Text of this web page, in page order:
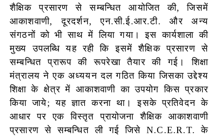
शैक्षिक प्रसारण से सम्बन्धित आयोजित की, जिसमें
आकाशवाणी, दूरदर्शन, एन.सी.ई.आर.टी. और अन्य
संगठनों को भी साथ में लिया गया। इस कार्यशाला की
मुख्य उपलब्धि यह रही कि इसमें शैक्षिक प्रसारण से
सम्बन्धित प्रारूप की रूपरेखा तैयार की गई। शिक्षा
मंत्रालय ने एक अध्ययन दल गठित किया जिसका उद्देश्य
शिक्षा के क्षेत्र में आकाशवाणी का उपयोग किस प्रकार
किया जाये; यह ज्ञात करना था। इसके प्रतिवेदन के
आधार पर एक विस्तृत प्रायोजना शैक्षिक आकाशवाणी
प्रसारण से सम्बन्धित ली गई जिसे N.C.E.R.T. के